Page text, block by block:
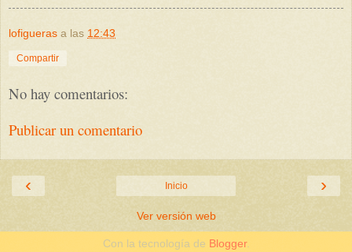
lofigueras a las 12:43
Compartir
No hay comentarios:
Publicar un comentario
‹ ›
Inicio
Ver versión web
Con la tecnología de Blogger.